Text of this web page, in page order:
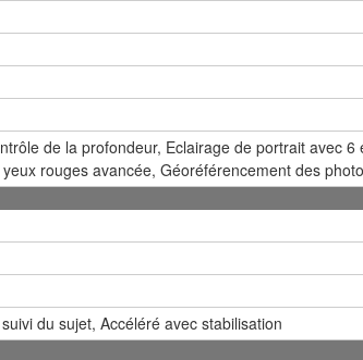
de la profondeur, Eclairage de portrait avec
rouges avancée, Géoréférencement des
du sujet, Accéléré avec stabilisation